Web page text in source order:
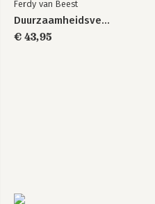
Ferdy van Beest
Duurzaamheidsverslaggeving
€ 43,95